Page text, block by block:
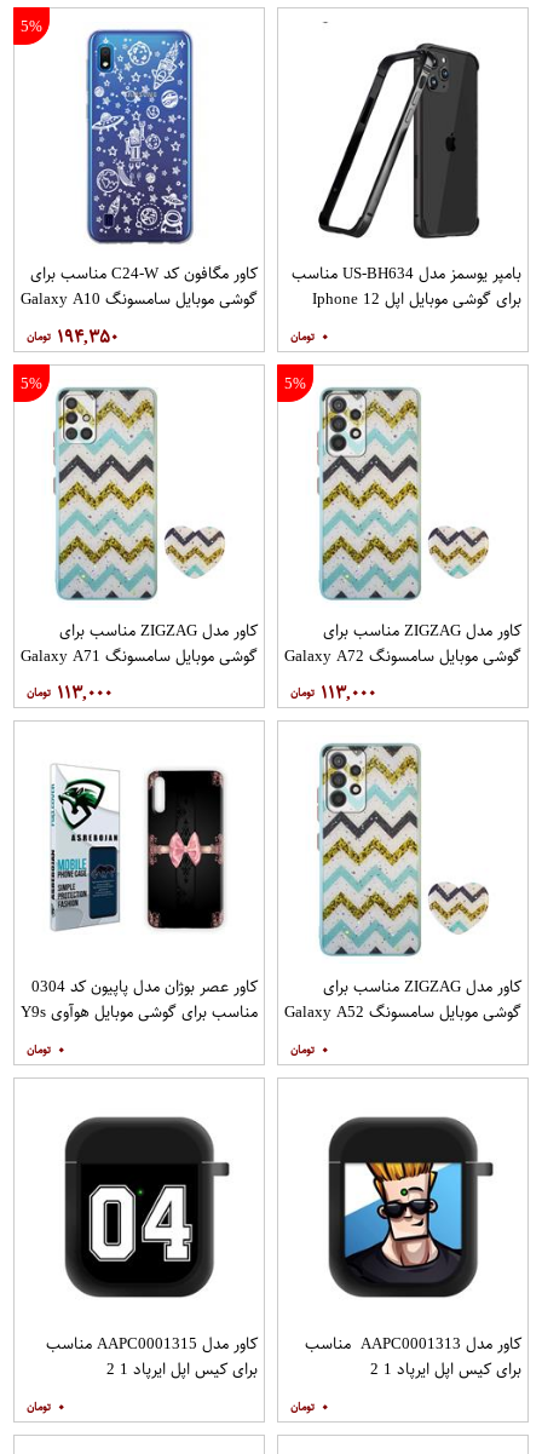
بامپر یوسمز مدل US-BH634 مناسب
برای گوشی موبایل اپل Iphone 12
۰
5%
کاور مگافون کد C24-W مناسب برای
گوشی موبایل سامسونگ Galaxy A10
۱۹۴,۳۵۰
5%
کاور مدل ZIGZAG مناسب برای
گوشی موبایل سامسونگ Galaxy A72
۱۱۳,۰۰۰
5%
کاور مدل ZIGZAG مناسب برای
گوشی موبایل سامسونگ Galaxy A71
۱۱۳,۰۰۰
کاور مدل ZIGZAG مناسب برای
گوشی موبایل سامسونگ Galaxy A52
۰
کاور عصر بوژان مدل پاپیون کد 0304
مناسب برای گوشی موبایل هوآوی Y9s
۰
کاور مدل AAPC0001313 مناسب
برای کیس اپل ایرپاد 1 2
۰
کاور مدل AAPC0001315 مناسب
برای کیس اپل ایرپاد 1 2
۰